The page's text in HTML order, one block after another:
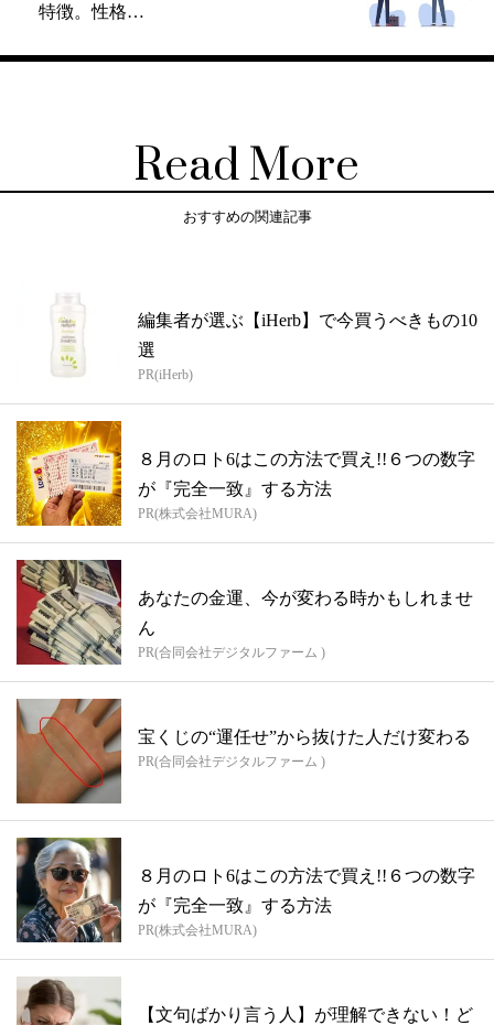
特徴。性格…
Read More
おすすめの関連記事
編集者が選ぶ【iHerb】で今買うべきもの10
選
PR(iHerb)
８月のロト6はこの方法で買え!!６つの数字
が『完全一致』する方法
PR(株式会社MURA)
あなたの金運、今が変わる時かもしれませ
ん
PR(合同会社デジタルファーム )
宝くじの“運任せ”から抜けた人だけ変わる
PR(合同会社デジタルファーム )
８月のロト6はこの方法で買え!!６つの数字
が『完全一致』する方法
PR(株式会社MURA)
【文句ばかり言う人】が理解できない！ど